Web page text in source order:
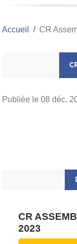
Accueil CR
Publiée le 08 déc.
CR
2023